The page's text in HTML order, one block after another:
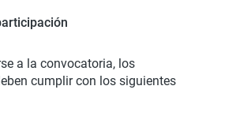
a la convocatoria, los
cumplir con los siguientes